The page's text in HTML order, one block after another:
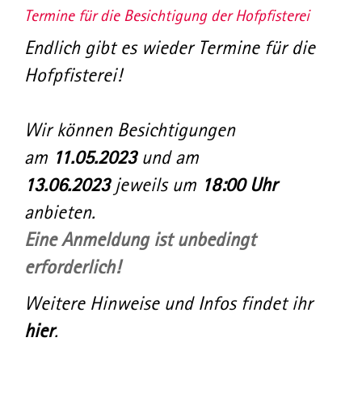
Termine für die Besichtigung der Hofpfisterei
Endlich gibt es wieder Termine für die
Hofpfisterei!
Wir können Besichtigungen
am 11.05.2023und am
13.06.2023jeweils um 18:00 Uhr
anbieten.
Eine Anmeldung ist unbedingt
erforderlich!
Weitere Hinweise und Infos findet ihr
hier.